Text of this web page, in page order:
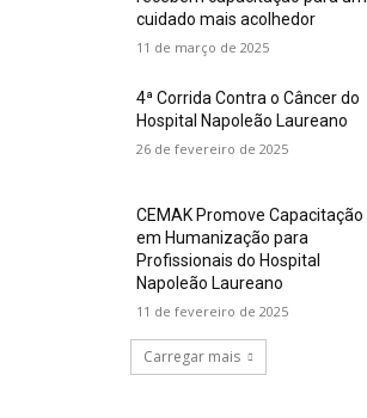
cuidado mais acolhedor
11 de março de 2025
4ª Corrida Contra o Câncer do
Hospital Napoleão Laureano
26 de fevereiro de 2025
CEMAK Promove Capacitação
em Humanização para
Profissionais do Hospital
Napoleão Laureano
11 de fevereiro de 2025
Carregar mais